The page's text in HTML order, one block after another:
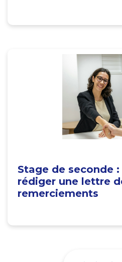
Stage de seconde
rédiger une lettre
remerciements